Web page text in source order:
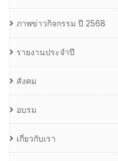
ภาพข่าวกิจกรรม ปี 2568
รายงานประจำปี
สังคม
อบรม
เกี่ยวกับเรา